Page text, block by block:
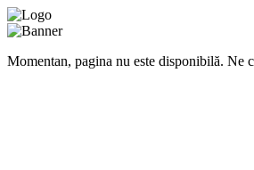
Momentan, pagina nu este disponibilă. Ne